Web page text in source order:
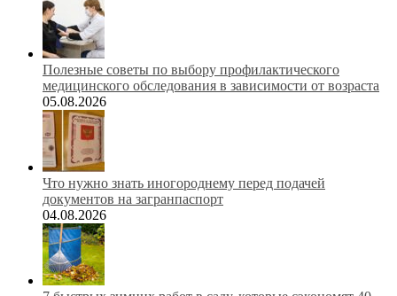
Полезные советы по выбору профилактического
медицинского обследования в зависимости от возраста
05.08.2026
Что нужно знать иногороднему перед подачей
документов на загранпаспорт
04.08.2026